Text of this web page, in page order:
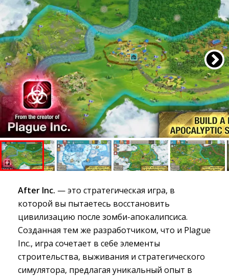
After Inc. — это стратегическая игра, в
которой вы пытаетесь восстановить
цивилизацию после зомби-апокалипсиса.
Созданная тем же разработчиком, что и Plague
Inc., игра сочетает в себе элементы
строительства, выживания и стратегического
симулятора, предлагая уникальный опыт в